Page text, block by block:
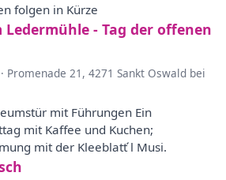
folgen in Kürze
- Tag der offenen
· Promenade 21, 4271 Sankt Oswald bei
mit Führungen Ein
mit Kaffee und Kuchen;
mit der Kleeblatt ́l Musi.